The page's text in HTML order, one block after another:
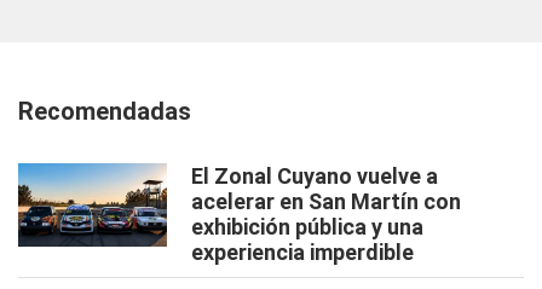
Recomendadas
El Zonal Cuyano vuelve a
acelerar en San Martín con
exhibición pública y una
experiencia imperdible